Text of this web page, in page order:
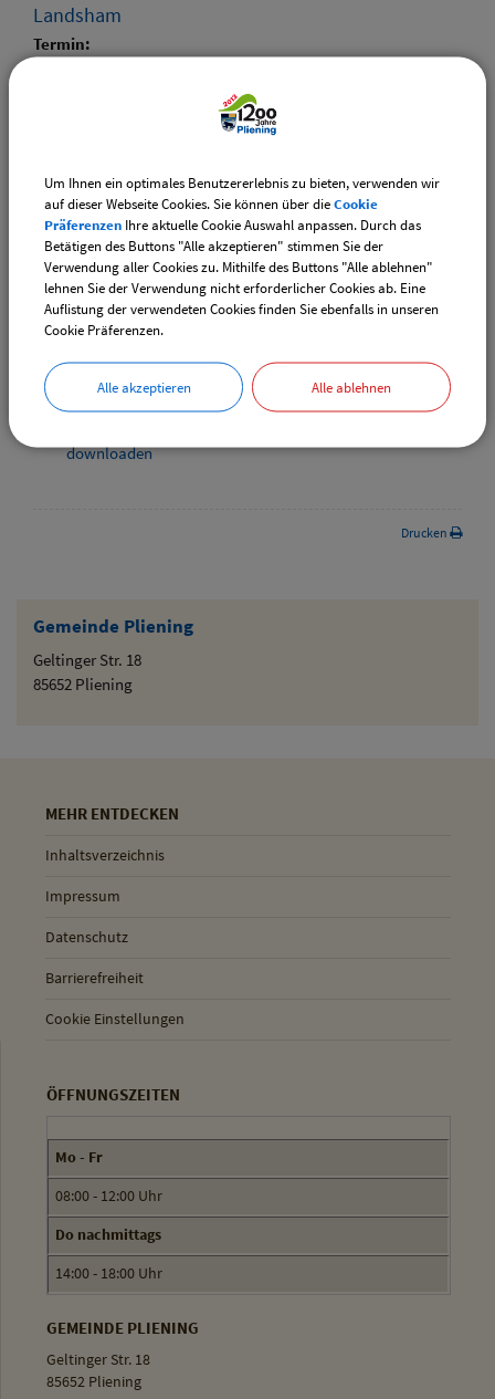
Gemeinde Pliening
Geltinger Str. 18
85652 Pliening
Landsham
Termin:
Maibaumstüberl Dorfplatz Landsham
Downloads
Die gefundenen Termine als VCS-Kalenderdatei
downloaden
downloaden
Drucken
MEHR ENTDECKEN
Inhaltsverzeichnis
Impressum
Datenschutz
Barrierefreiheit
Cookie Einstellungen
ÖFFNUNGSZEITEN
Mo - Fr
08:00 - 12:00 Uhr
Do nachmittags
14:00 - 18:00 Uhr
GEMEINDE PLIENING
Geltinger Str. 18
85652 Pliening
Um Ihnen ein optimales Benutzererlebnis zu bieten, verwenden wir
auf dieser Webseite Cookies. Sie können über dieCookie
Präferenzen Ihre aktuelle Cookie Auswahl anpassen. Durch das
Betätigen des Buttons "Alle akzeptieren" stimmen Sie der
Verwendung aller Cookies zu. Mithilfe des Buttons "Alle ablehnen"
lehnen Sie der Verwendung nicht erforderlicher Cookies ab. Eine
Auflistung der verwendeten Cookies finden Sie ebenfalls in unseren
Cookie Präferenzen.
Alle akzeptieren Alle ablehnen